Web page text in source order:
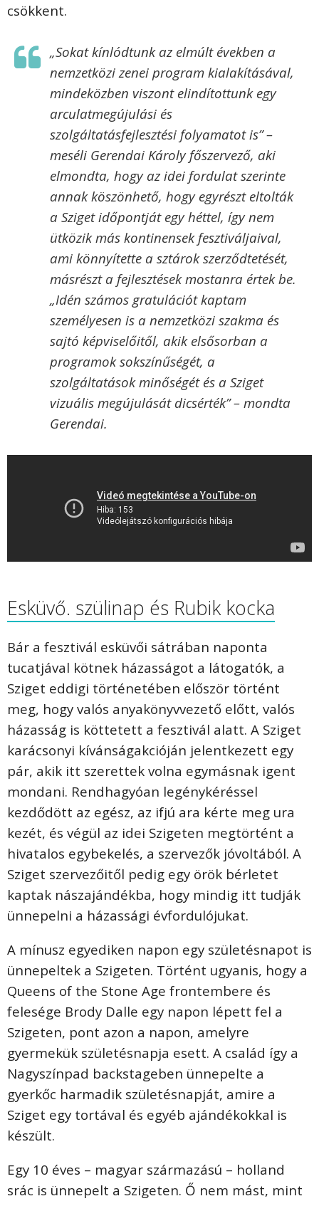
csökkent.
„Sokat kínlódtunk az elmúlt években a
nemzetközi zenei program kialakításával,
mindeközben viszont elindítottunk egy
arculatmegújulási és
szolgáltatásfejlesztési folyamatot is” –
meséli Gerendai Károly főszervező, aki
elmondta, hogy az idei fordulat szerinte
annak köszönhető, hogy egyrészt eltolták
a Sziget időpontját egy héttel, így nem
ütközik más kontinensek fesztiváljaival,
ami könnyítette a sztárok szerződtetését,
másrészt a fejlesztések mostanra értek be.
„Idén számos gratulációt kaptam
személyesen is a nemzetközi szakma és
sajtó képviselőitől, akik elsősorban a
programok sokszínűségét, a
szolgáltatások minőségét és a Sziget
vizuális megújulását dicsérték” – mondta
Gerendai.
Esküvő. szülinap és Rubik kocka
Bár a fesztivál esküvői sátrában naponta
tucatjával kötnek házasságot a látogatók, a
Sziget eddigi történetében először történt
meg, hogy valós anyakönyvvezető előtt, valós
házasság is köttetett a fesztivál alatt. A Sziget
karácsonyi kívánságakcióján jelentkezett egy
pár, akik itt szerettek volna egymásnak igent
mondani. Rendhagyóan legénykéréssel
kezdődött az egész, az ifjú ara kérte meg ura
kezét, és végül az idei Szigeten megtörtént a
hivatalos egybekelés, a szervezők jóvoltából. A
Sziget szervezőitől pedig egy örök bérletet
kaptak nászajándékba, hogy mindig itt tudják
ünnepelni a házassági évfordulójukat.
A mínusz egyediken napon egy születésnapot is
ünnepeltek a Szigeten. Történt ugyanis, hogy a
Queens of the Stone Age frontembere és
felesége Brody Dalle egy napon lépett fel a
Szigeten, pont azon a napon, amelyre
gyermekük születésnapja esett. A család így a
Nagyszínpad backstageben ünnepelte a
gyerkőc harmadik születésnapját, amire a
Sziget egy tortával és egyéb ajándékokkal is
készült.
Egy 10 éves – magyar származású – holland
srác is ünnepelt a Szigeten. Ő nem mást, mint